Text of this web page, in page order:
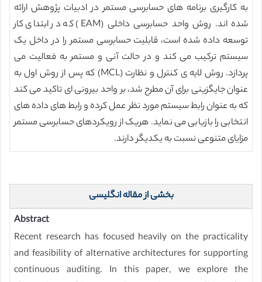
به کارگیری برنامه های حسابرسی مستمر در ادبیات پژوهش ارائه
شده اند. روش واحد حسابرسی داخلی (EAM) که در ابتدای کار
توسعه داده شده است، قابلیت حسابرسی مستمر را در داخل یک
سیستم ترکیب می کند و در حالت آنی و مستمر به فعالیت می
پردازد. روش لایه ی کنترل و نظارت (MCL) که پس از روش اول به
عنوان جایگزینی برای آن مطرح شد، بر واحد بیرونی ای تاکید می کند
که به عنوان رابط سیستم مورد نظر عمل کرده و رابط های داده های
انتخابی را بازیابی می نماید. هریک از رویکردهای حسابرسی مستمر
مزایای متنوعی نسبت به یکدیگر دارند.
بخشی از مقاله انگلیسی
Abstract
Recent research has focused heavily on the practicality
and feasibility of alternative architectures for supporting
continuous auditing. In this paper, we explore the